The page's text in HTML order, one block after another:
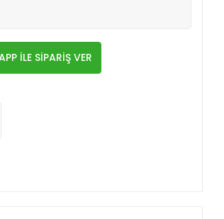
İLE SİPARİŞ VER